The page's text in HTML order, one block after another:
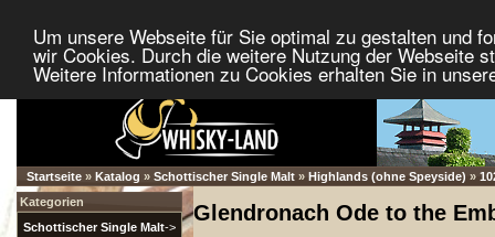
Um unsere Webseite für Sie optimal zu gestalten und
wir Cookies. Durch die weitere Nutzung der Webseite
Weitere Informationen zu Cookies erhalten Sie in
Startseite » Katalog » Schottischer Single Malt » Highlands (ohne Speyside) »
Glendronach Ode to the
Kategorien
Schottischer Single Malt->